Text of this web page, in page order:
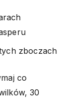
zboczach
co
30